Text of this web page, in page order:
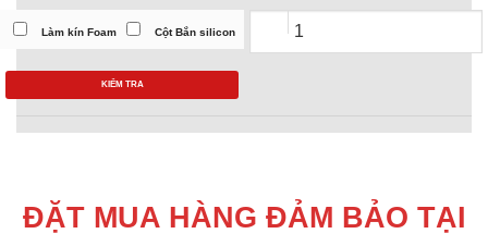
Làm kín Foam Cột Bắn silicon
KIỂM TRA
ĐẶT MUA HÀNG ĐẢM BẢO TẠI